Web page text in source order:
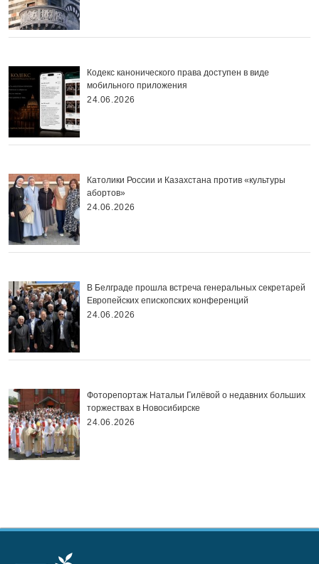
Кодекс канонического права доступен в виде
мобильного приложения
24.06.2026
Католики России и Казахстана против «культуры
абортов»
24.06.2026
В Белграде прошла встреча генеральных секретарей
Европейских епископских конференций
24.06.2026
Фоторепортаж Натальи Гилёвой о недавних больших
торжествах в Новосибирске
24.06.2026